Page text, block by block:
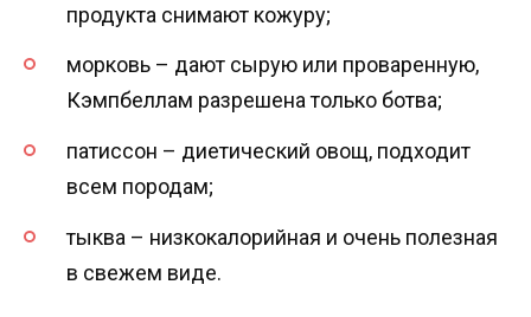
продукта снимают кожуру;
морковь – дают сырую или проваренную,
Кэмпбеллам разрешена только ботва;
патиссон – диетический овощ, подходит
всем породам;
тыква – низкокалорийная и очень полезная
в свежем виде.